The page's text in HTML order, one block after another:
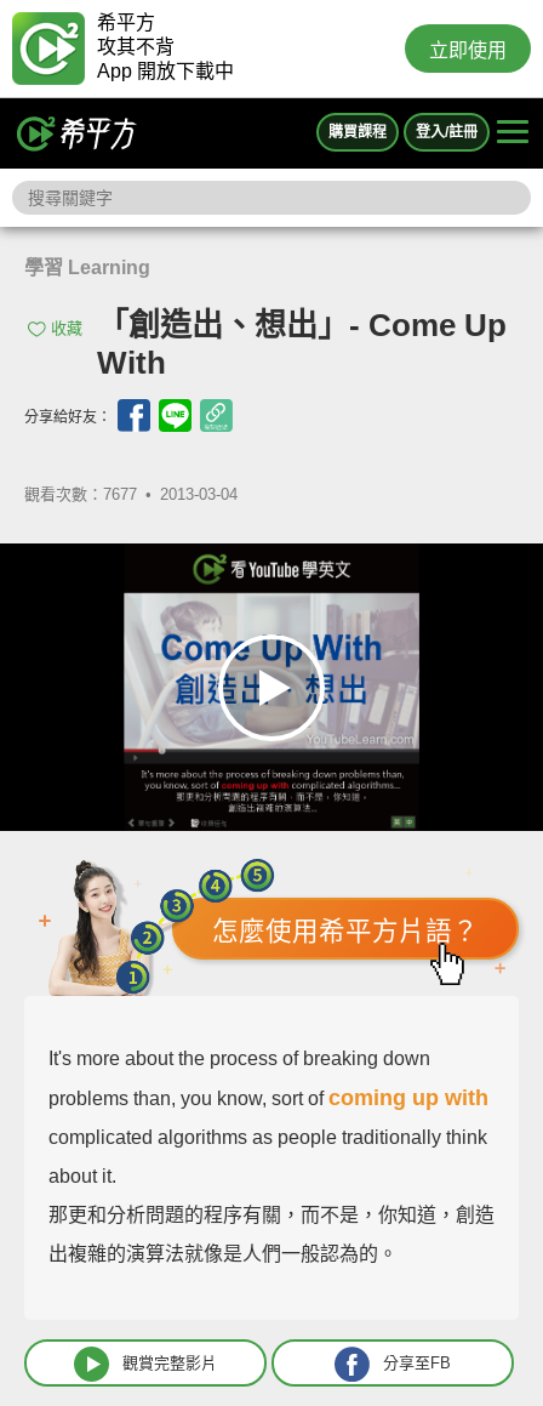
希平方
攻其不背
App 開放下載中
立即使用
購買課程 登入/註冊
學習 Learning
收藏
「創造出、想出」- Come Up
With
分享給好友：
觀看次數：7677 • 2013-03-04
怎麼使用希平方片語？
It's more about the process of breaking down
problems than, you know, sort ofcoming up with
complicated algorithms as people traditionally think
about it.
那更和分析問題的程序有關，而不是，你知道，創造
出複雜的演算法就像是人們一般認為的。
觀賞完整影片 分享至FB